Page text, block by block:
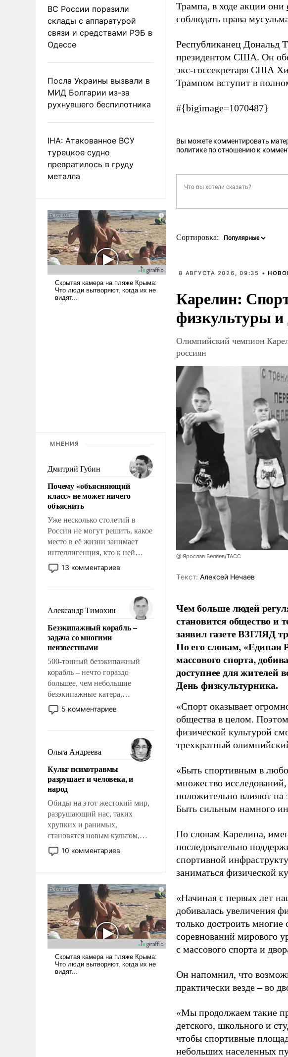
ВС России поразили
склады с аппаратурой
связи и средствами РЭБ в
Одессе
Посла Украины вызвали в
МИД Болгарии из-за
рухнувшего беспилотника
IHA: Атакованное ВСУ
турецкое судно
превратилось в груду
металла
МНЕНИЯ
Дмитрий Губин
Почему «объясняющий
класс» не может ничего
объяснить
Уже несколько столетий в
России не могут решить, какое
место в её жизни занимает
интеллигенция, кто к ней
принадлежит, а кого из неё
исключили с правом
чем она отличается от просто
образованных людей. Иногда
казалось, что эти вопросы
решены раз и навсегда, но –
нет, не решены.
13 комментариев
Александр Тимохин
Безэкипажный корабль –
задача со многими
неизвестными
500-тонный безэкипажный
корабль – нечто гораздо
большее, чем небольшие
безэкипажные катера,
применение которых уже
стало обыденностью. Задача по
сложна и амбициозна. Однако
и ее реализация радикально
поднимет наши боевые
возможности.
5 комментариев
Ольга Андреева
Культ психотравмы
разрушает и человека, и
народ
Обиды на этот жестокий мир,
разрушающий нас, таких
хрупких и ранимых,
становятся новым культом,
постепенно вытесняя и
отменяя традиционное
ударами судьбы, брать на себя
ответственность, помогать
слабым, идти вперед и
адаптироваться.
10 комментариев
Трампа, в ходе акции они
соблюдать права
Республиканец Дональд
президентом США. Он
экс-госсекретаря США
Трампом вступит в
#{bigimage=1070487}
Вы можете комментировать
политике по отношению к
Сортировка:
8 АВГУСТА 2026, 09:35 •
Карелин:
физкультуры и
Олимпийский чемпион
россиян
@ Ярослав Беляев/ТАСС
Tекст: Алексей Нечаев
Чем больше людей
становится общество и
заявил газете ВЗГЛЯД
По его словам, «Единая
массового спорта,
доступнее для жителей
День физкультурника.
«Спорт оказывает
общества в целом.
физической культурой
трехкратный
«Быть спортивным в
множество
положительно влияют на
Быть сильным намного
По словам Карелина,
последовательно
спортивной
заниматься физической
«Начиная с первых лет
добивалась увеличения
только достроить
соревнований мирового
с массового спорта и
Он напомнил, что
практически везде – во
«Мы продолжаем такие
детского, школьного и
чтобы спортивные
небольших населенных